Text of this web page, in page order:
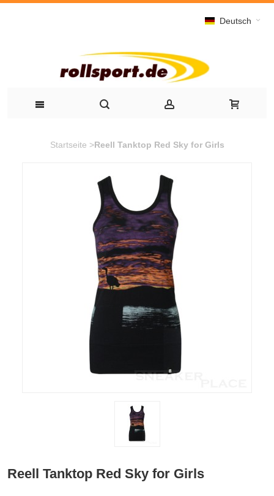
Deutsch
Startseite >Reell Tanktop Red Sky for Girls
Reell Tanktop Red Sky for Girls